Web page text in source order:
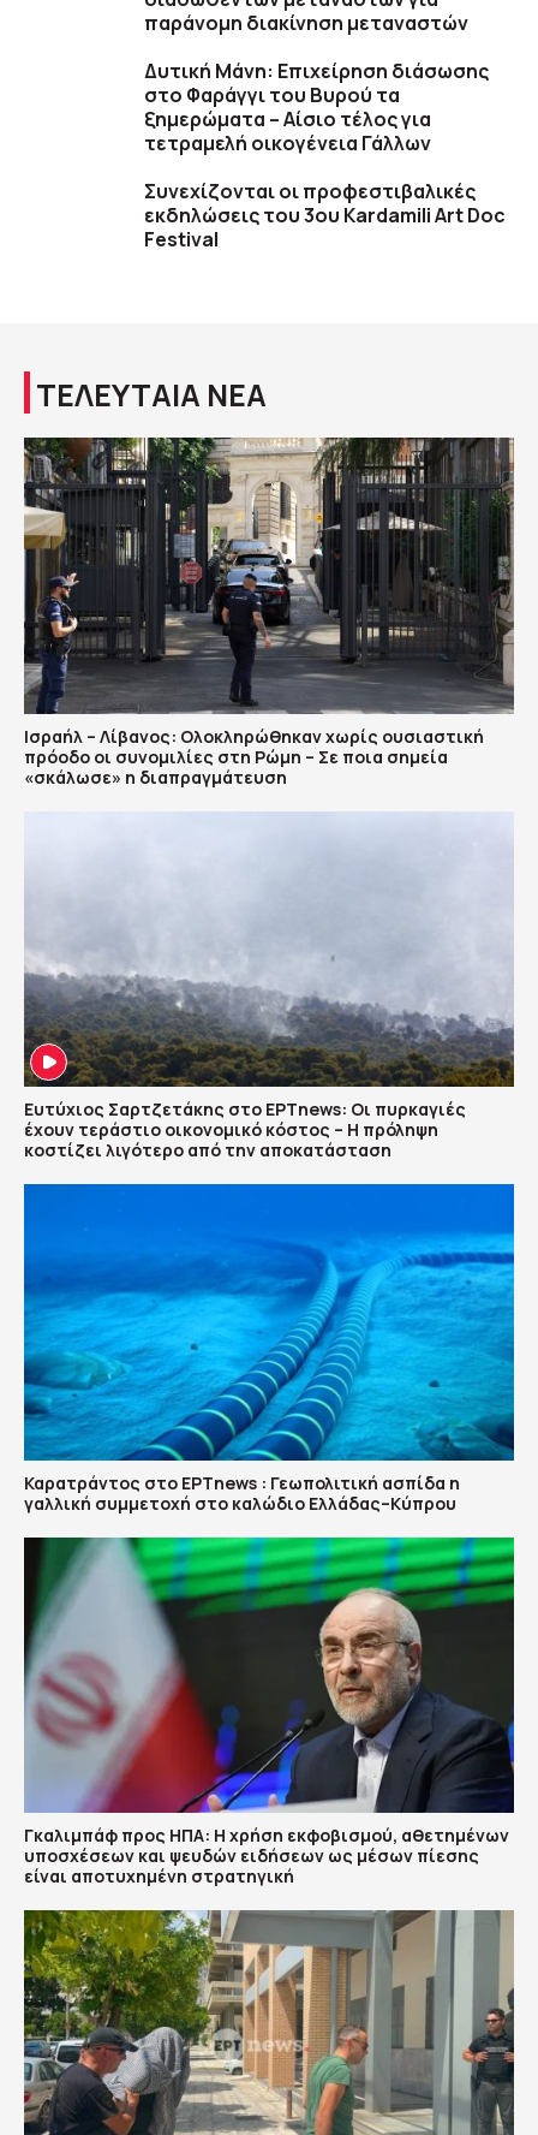
παράνομη διακίνηση μεταναστών
Δυτική Μάνη: Επιχείρηση διάσωσης
στο Φαράγγι του Βυρού τα
ξημερώματα – Αίσιο τέλος για
τετραμελή οικογένεια Γάλλων
Συνεχίζονται οι προφεστιβαλικές
εκδηλώσεις του 3ου Kardamili Art Doc
Festival
ΤΕΛΕΥΤΑΙΑ ΝΕΑ
Ισραήλ – Λίβανος: Ολοκληρώθηκαν χωρίς ουσιαστική
πρόοδο οι συνομιλίες στη Ρώμη – Σε ποια σημεία
«σκάλωσε» η διαπραγμάτευση
Ευτύχιος Σαρτζετάκης στο ΕΡΤnews: Οι πυρκαγιές
έχουν τεράστιο οικονομικό κόστος – Η πρόληψη
κοστίζει λιγότερο από την αποκατάσταση
Καρατράντος στο ΕΡΤnews : Γεωπολιτική ασπίδα η
γαλλική συμμετοχή στο καλώδιο Ελλάδας–Κύπρου
Γκαλιμπάφ προς ΗΠΑ: Η χρήση εκφοβισμού, αθετημένων
υποσχέσεων και ψευδών ειδήσεων ως μέσων πίεσης
είναι αποτυχημένη στρατηγική